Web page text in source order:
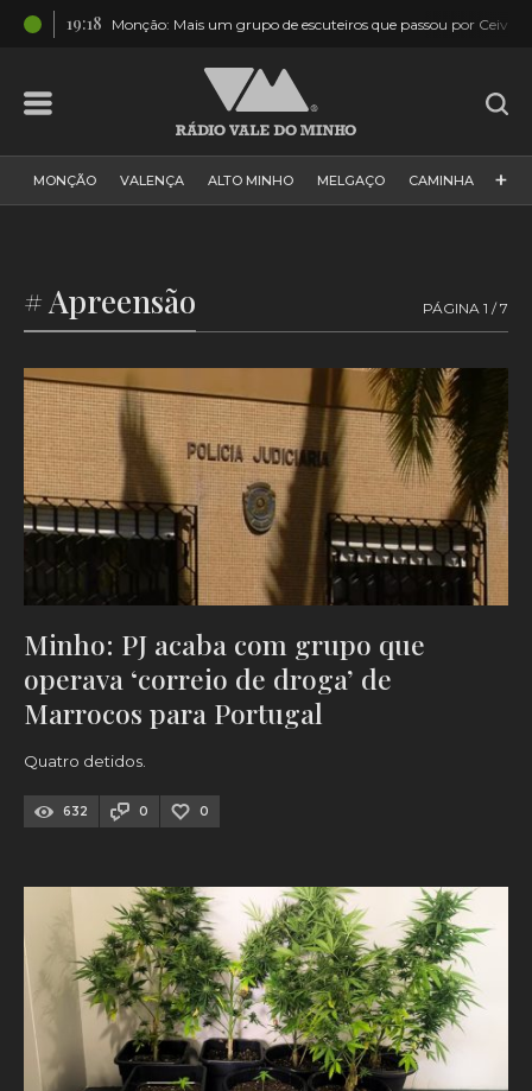
19:18 Monção: Mais um grupo de escuteiros que passou por
MONÇÃO VALENÇA ALTO MINHO MELGAÇO CAMINHA
DESPORTO
VALE DO MINHO MINHO MUNDO ESPANHA NORTE
VILA PRAIA DE ÂNCORA
+
# Apreensão PÁGINA 1 / 7
Minho: PJ acaba com grupo que
operava ‘correio de droga’ de
Marrocos para Portugal
Quatro detidos.
632 0 0